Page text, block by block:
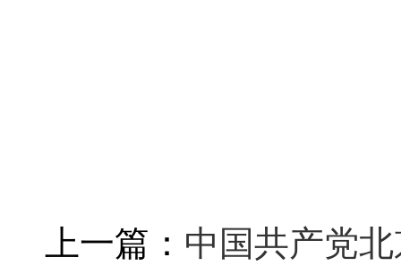
上一篇： 中国共产党